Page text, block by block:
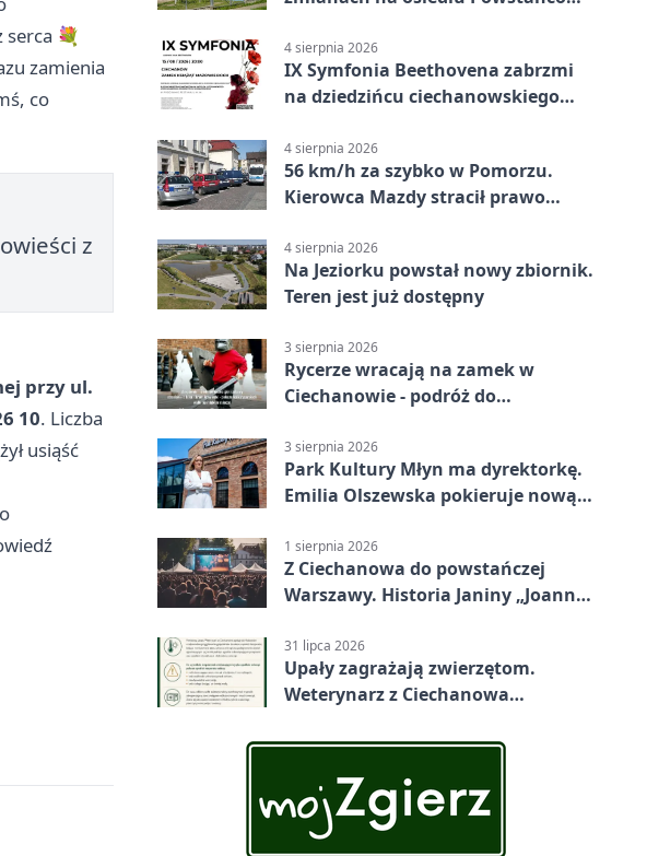
serca 💐
zamienia
co
z
przy ul.
10. Liczba
usiąść
4 sierpnia 2026
IX Symfonia Beethovena zabrzmi
na dziedzińcu ciechanowskiego
4 sierpnia 2026
56 km/h za szybko w Pomorzu.
Kierowca Mazdy stracił prawo
4 sierpnia 2026
Na Jeziorku powstał nowy zbiornik.
Teren jest już dostępny
3 sierpnia 2026
Rycerze wracają na zamek w
Ciechanowie - podróż do
3 sierpnia 2026
Park Kultury Młyn ma dyrektorkę.
Emilia Olszewska pokieruje nową
1 sierpnia 2026
Z Ciechanowa do powstańczej
Warszawy. Historia Janiny „Joanny”
31 lipca 2026
Upały zagrażają zwierzętom.
Weterynarz z Ciechanowa